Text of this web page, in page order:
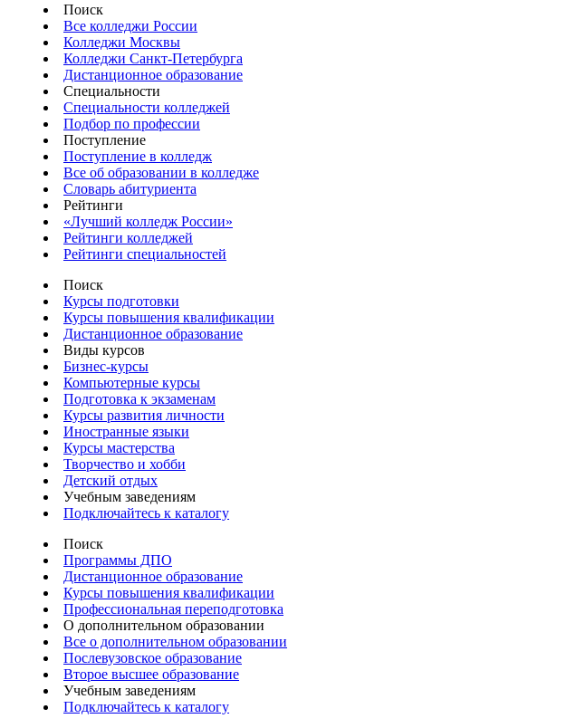
Поиск
Все колледжи России
Колледжи Москвы
Колледжи Санкт-Петербурга
Дистанционное образование
Специальности
Специальности колледжей
Подбор по профессии
Поступление
Поступление в колледж
Все об образовании в колледже
Словарь абитуриента
Рейтинги
«Лучший колледж России»
Рейтинги колледжей
Рейтинги специальностей
Поиск
Курсы подготовки
Курсы повышения квалификации
Дистанционное образование
Виды курсов
Бизнес-курсы
Компьютерные курсы
Подготовка к экзаменам
Курсы развития личности
Иностранные языки
Курсы мастерства
Творчество и хобби
Детский отдых
Учебным заведениям
Подключайтесь к каталогу
Поиск
Программы ДПО
Дистанционное образование
Курсы повышения квалификации
Профессиональная переподготовка
О дополнительном образовании
Все о дополнительном образовании
Послевузовское образование
Второе высшее образование
Учебным заведениям
Подключайтесь к каталогу